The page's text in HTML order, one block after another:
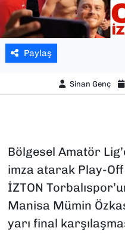
Paylaş
Sinan Genç
Bölgesel Amatör
imza atarak Play-
İZTON
Manisa Mümin
yarı final
YAŞAM
YEREL